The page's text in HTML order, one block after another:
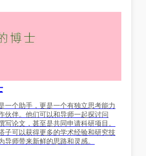
一个助手，更是一个有独立思考能力
伙伴。他们可以和导师一起探讨问
写论文，甚至是共同申请科研项目。
子可以获得更多的学术经验和研究技
导师带来新鲜的思路和灵感。